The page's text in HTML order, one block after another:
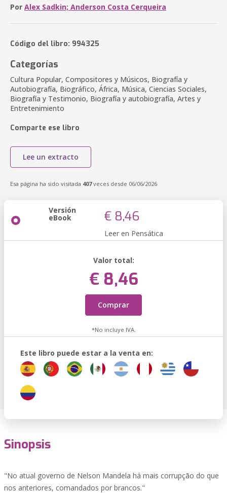
Por Alex Sadkin; Anderson Costa Cerqueira
Código del libro: 994325
Categorías
Cultura Popular, Compositores y Músicos, Biografía y
Autobiografía, Biográfico, África, Música, Ciencias Sociales,
Biografía y Testimonio, Biografía y autobiografía, Artes y
Entretenimiento
Comparte ese libro
Lee un extracto
Esa página ha sido visitada 407veces desde 06/06/2026
Versión
eBook € 8,46
Leer en Pensática
Valor total:
€ 8,46
Comprar
*No incluye IVA.
Este libro puede estar a la venta en:
Sinopsis
"No atual governo de Nelson Mandela há mais corrupção do que
nos anteriores, comandados por brancos."